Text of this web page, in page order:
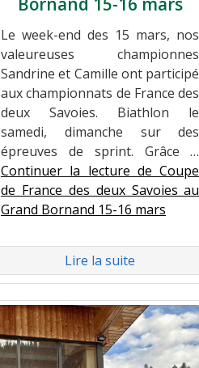
Le week-end des 15 mars, nos
valeureuses championnes
Sandrine et Camille ont participé
aux championnats de France des
deux Savoies. Biathlon le
samedi, dimanche sur des
épreuves de sprint. Grâce …
Continuer la lecture de Coupe
de France des deux Savoies au
Grand Bornand 15-16 mars
Lire la suite